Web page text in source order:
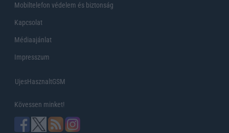
Mobiltelefon védelem és biztonság
Kapcsolat
Médiaajánlat
Impresszum
UjesHasznaltGSM
Kövessen minket!